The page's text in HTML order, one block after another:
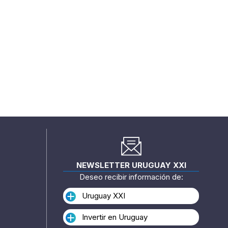
NEWSLETTER URUGUAY XXI
Deseo recibir información de:
Uruguay XXI
Invertir en Uruguay